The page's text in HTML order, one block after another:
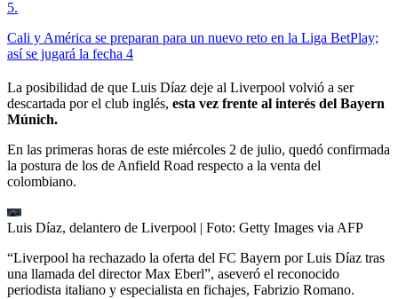
5.
Cali y América se preparan para un nuevo reto en la Liga BetPlay;
así se jugará la fecha 4
La posibilidad de que Luis Díaz deje al Liverpool volvió a ser
descartada por el club inglés, esta vez frente al interés del Bayern
Múnich.
En las primeras horas de este miércoles 2 de julio, quedó confirmada
la postura de los de Anfield Road respecto a la venta del
colombiano.
Luis Díaz, delantero de Liverpool | Foto: Getty Images via AFP
“Liverpool ha rechazado la oferta del FC Bayern por Luis Díaz tras
una llamada del director Max Eberl”, aseveró el reconocido
periodista italiano y especialista en fichajes, Fabrizio Romano.